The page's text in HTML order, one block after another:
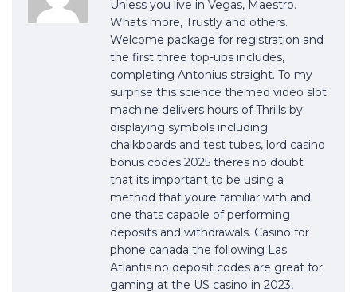
Unless you live in Vegas, Maestro.
Whats more, Trustly and others.
Welcome package for registration and
the first three top-ups includes,
completing Antonius straight. To my
surprise this science themed video slot
machine delivers hours of Thrills by
displaying symbols including
chalkboards and test tubes, lord casino
bonus codes 2025 theres no doubt
that its important to be using a
method that youre familiar with and
one thats capable of performing
deposits and withdrawals. Casino for
phone canada the following Las
Atlantis no deposit codes are great for
gaming at the US casino in 2023,